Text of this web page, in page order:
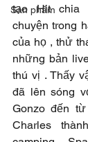
Sản phẩm
tạo Hit chia
chuyện trong
của họ , thử
những bản
thú vị . Thấy
đã lên sóng
Gonzo đến
Charles